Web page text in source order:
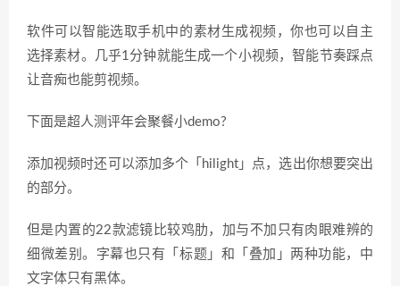
软件可以智能选取手机中的素材生成视频，你也可以自主
选择素材。几乎1分钟就能生成一个小视频，智能节奏踩点
让音痴也能剪视频。
下面是超人测评年会聚餐小demo?
添加视频时还可以添加多个「hilight」点，选出你想要突出
的部分。
但是内置的22款滤镜比较鸡肋，加与不加只有肉眼难辨的
细微差别。字幕也只有「标题」和「叠加」两种功能，中
文字体只有黑体。